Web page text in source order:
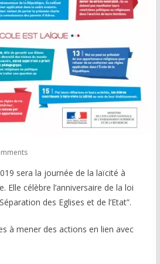
sera la journée de la laïcité à
Elle célèbre l’anniversaire de la loi
des Eglises et de l’Etat”.
à mener des actions en lien avec